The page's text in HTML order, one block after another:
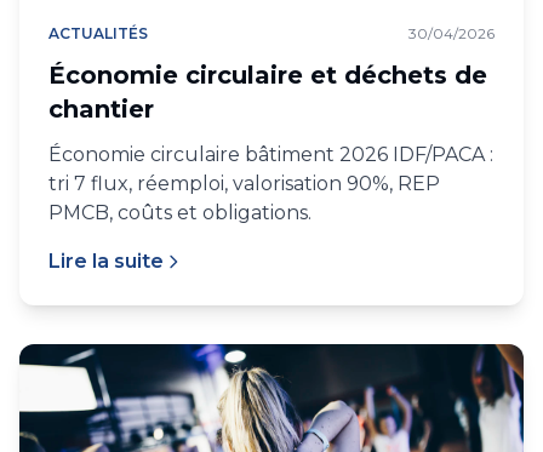
ACTUALITÉS 30/04/2026
Économie circulaire et déchets de
chantier
Économie circulaire bâtiment 2026 IDF/PACA :
tri 7 flux, réemploi, valorisation 90%, REP
PMCB, coûts et obligations.
Lire la suite